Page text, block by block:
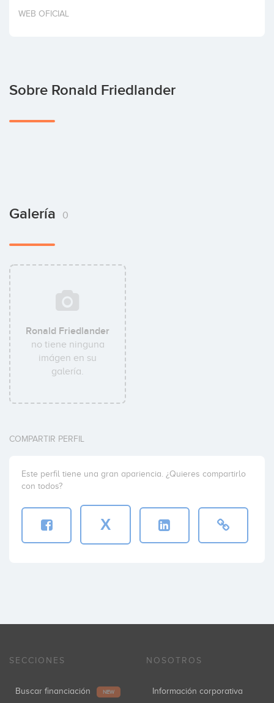
Invertir
WEB OFICIAL
Sobre Ronald Friedlander
Galería 0
Ronald Friedlander
no tiene ninguna
imágen en su
galería.
COMPARTIR PERFIL
Este perfil tiene una gran apariencia. ¿Quieres compartirlo
con todos?
X
SECCIONES
Buscar financiación NEW
NOSOTROS
Información corporativa